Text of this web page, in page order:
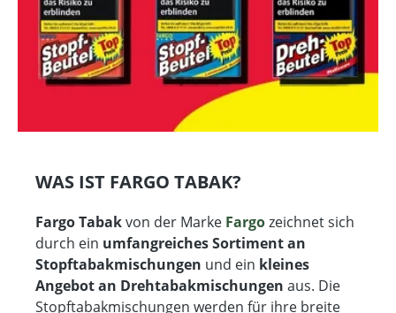
WAS IST FARGO TABAK?
Fargo Tabakvon der Marke Fargozeichnet sich
durch ein umfangreiches Sortiment an
Stopftabakmischungen und ein kleines
Angebot an Drehtabakmischungen aus. Die
Stopftabakmischungen werden für ihre breite